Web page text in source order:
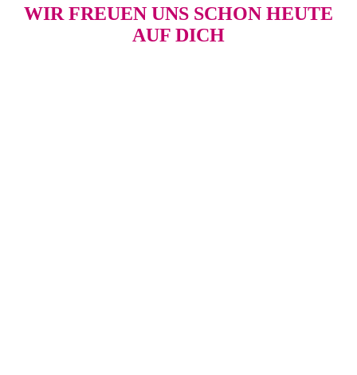
WIR FREUEN UNS SCHON HEUTE
AUF DICH